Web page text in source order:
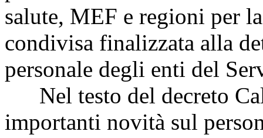
salute, MEF e regioni per
condivisa finalizzata alla
personale degli enti del
Nel testo del decreto
importanti novità sul